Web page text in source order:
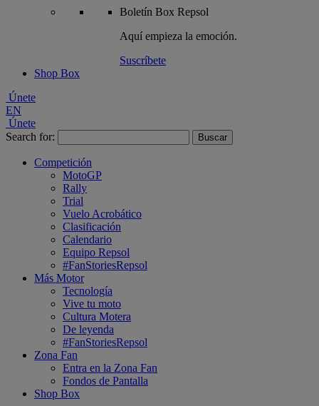
Boletín Box Repsol
Aquí empieza la emoción.
Suscríbete
Shop Box
Únete
EN
Únete
Search for:
Competición
MotoGP
Rally
Trial
Vuelo Acrobático
Clasificación
Calendario
Equipo Repsol
#FanStoriesRepsol
Más Motor
Tecnología
Vive tu moto
Cultura Motera
De leyenda
#FanStoriesRepsol
Zona Fan
Entra en la Zona Fan
Fondos de Pantalla
Shop Box